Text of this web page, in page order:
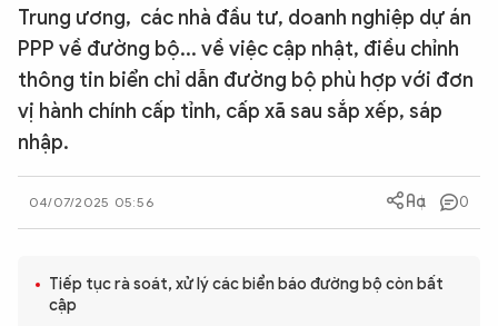
XÃ HỘI
PHÁP LUẬT
QUỐC TẾ
VĂN HÓA - THỂ THAO
Trung ương, các nhà đầu tư, doanh nghiệp dự án
PPP về đường bộ... về việc cập nhật, điều chỉnh
thông tin biển chỉ dẫn đường bộ phù hợp với đơn
vị hành chính cấp tỉnh, cấp xã sau sắp xếp, sáp
nhập.
04/07/2025 05:56 0
Tiếp tục rà soát, xử lý các biển báo đường bộ còn bất
cập